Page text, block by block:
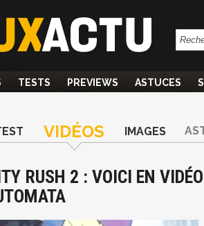
TESTS PREVIEWS ASTUCES
VIDÉOS IMAGES
RUSH 2 : VOICI EN